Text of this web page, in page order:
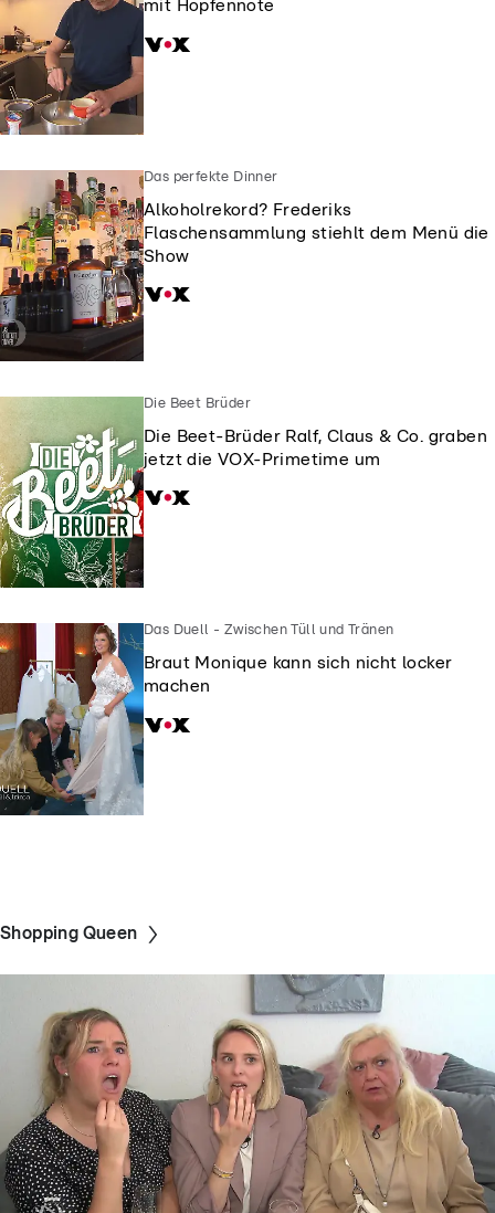
mit Hopfennote
Das perfekte Dinner
Alkoholrekord? Frederiks
Flaschensammlung stiehlt dem Menü die
Show
Die Beet Brüder
Die Beet-Brüder Ralf, Claus & Co. graben
jetzt die VOX-Primetime um
Das Duell - Zwischen Tüll und Tränen
Braut Monique kann sich nicht locker
machen
Shopping Queen